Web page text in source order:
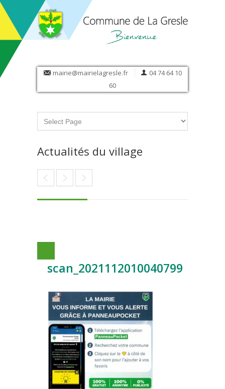
mairie@mairielagresle.fr
04 74 64 10
60
Actualités du village
scan_2021112010040799